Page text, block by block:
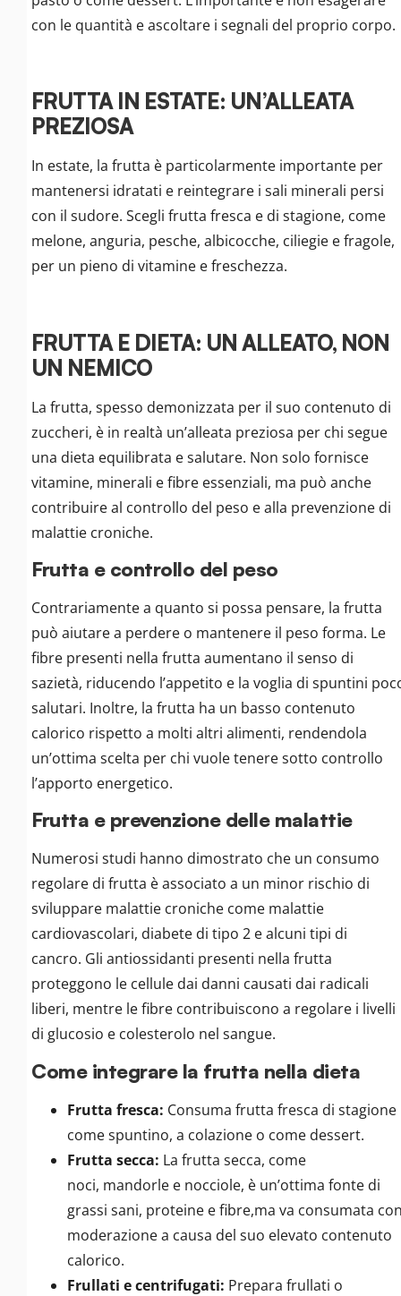
con le quantità e ascoltare i segnali del proprio corpo.
FRUTTA IN ESTATE: UN’ALLEATA
PREZIOSA
In estate, la frutta è particolarmente importante per
mantenersi idratati e reintegrare i sali minerali persi
con il sudore. Scegli frutta fresca e di stagione, come
melone, anguria, pesche, albicocche, ciliegie e fragole,
per un pieno di vitamine e freschezza.
FRUTTA E DIETA: UN ALLEATO, NON
UN NEMICO
La frutta, spesso demonizzata per il suo contenuto di
zuccheri, è in realtà un’alleata preziosa per chi segue
una dieta equilibrata e salutare. Non solo fornisce
vitamine, minerali e fibre essenziali, ma può anche
contribuire al controllo del peso e alla prevenzione di
malattie croniche.
Frutta e controllo del peso
Contrariamente a quanto si possa pensare, la frutta
può aiutare a perdere o mantenere il peso forma. Le
fibre presenti nella frutta aumentano il senso di
sazietà, riducendo l’appetito e la voglia di spuntini
salutari. Inoltre, la frutta ha un basso contenuto
calorico rispetto a molti altri alimenti, rendendola
un’ottima scelta per chi vuole tenere sotto controllo
l’apporto energetico.
Frutta e prevenzione delle malattie
Numerosi studi hanno dimostrato che un consumo
regolare di frutta è associato a un minor rischio di
sviluppare malattie croniche come malattie
cardiovascolari, diabete di tipo 2 e alcuni tipi di
cancro. Gli antiossidanti presenti nella frutta
proteggono le cellule dai danni causati dai radicali
liberi, mentre le fibre contribuiscono a regolare i livelli
di glucosio e colesterolo nel sangue.
Come integrare la frutta nella dieta
Frutta fresca: Consuma frutta fresca di stagione
come spuntino, a colazione o come dessert.
Frutta secca: La frutta secca, come
noci, mandorle e nocciole, è un’ottima fonte di
grassi sani, proteine e fibre,ma va consumata
moderazione a causa del suo elevato contenuto
calorico.
Frullati e centrifugati: Prepara frullati o